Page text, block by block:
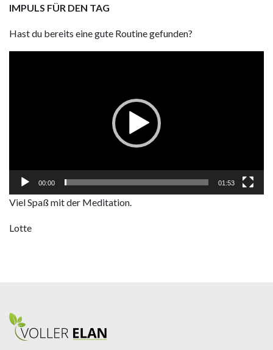
IMPULS FÜR DEN TAG
Hast du bereits eine gute Routine gefunden?
00:00 01:53
Viel Spaß mit der Meditation.
Lotte